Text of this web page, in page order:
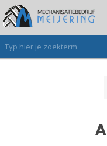
AANMELDEN ALS